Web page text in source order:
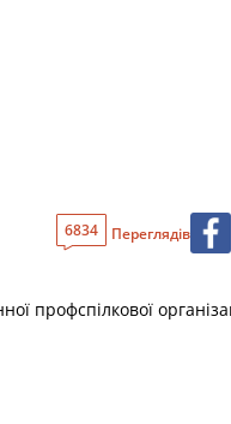
6834 Переглядів
профспілкової